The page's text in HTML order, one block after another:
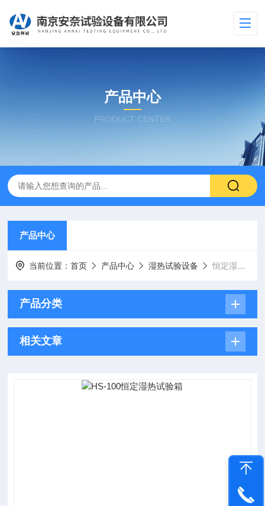
产品中心
PRODUCT CENTER
产品中心
当前位置：首页 产品中心 湿热试验设备 恒定湿热试验箱
产品分类
相关文章